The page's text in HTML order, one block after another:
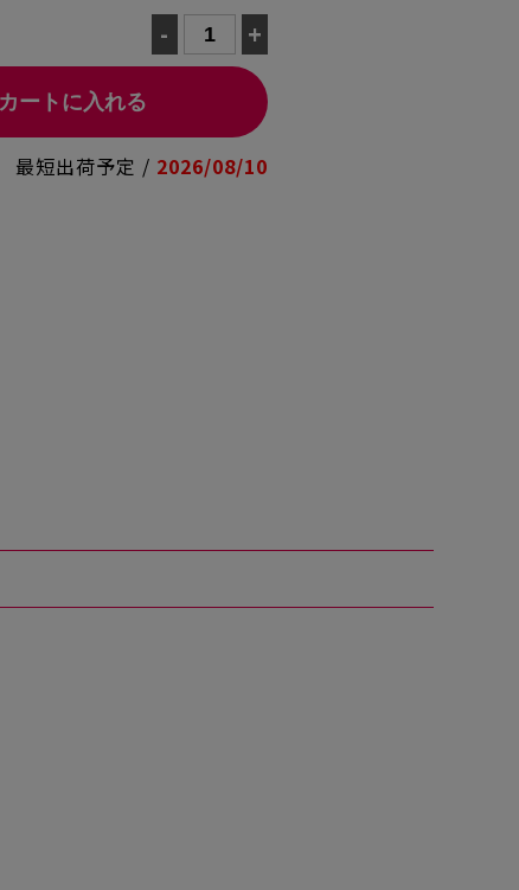
- +
カートに入れる
最短出荷予定 / 2026/08/10